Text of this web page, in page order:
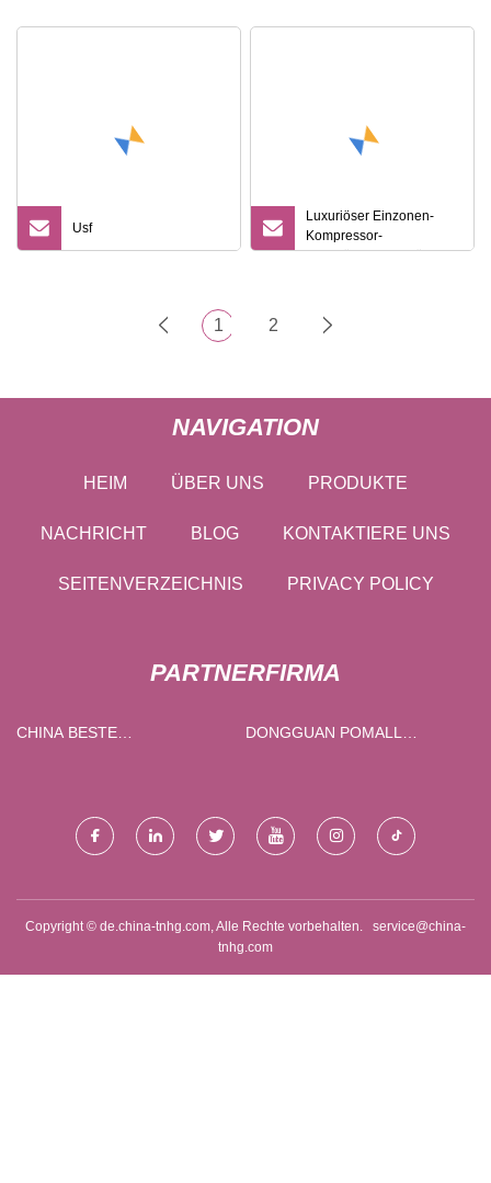
Usf
Luxuriöser Einzonen-
Kompressor-
Weinkühlschrank für 171
1 2
NAVIGATION
HEIM ÜBER UNS PRODUKTE
NACHRICHT BLOG KONTAKTIERE UNS
SEITENVERZEICHNIS PRIVACY POLICY
PARTNERFIRMA
CHINA BESTE
SILIKONKAUTSCHUKHEIZUNGEN,
HERSTELLER VON
LIEFERANTEN, FABRIK - JAYE
DONGGUAN POMALL
Copyright © de.china-tnhg.com, Alle Rechte vorbehalten. service@china-
tnhg.com